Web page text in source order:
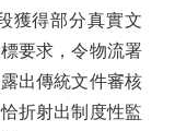
獲得部分真實文
要求，令物流署
出傳統文件審核
折射出制度性監